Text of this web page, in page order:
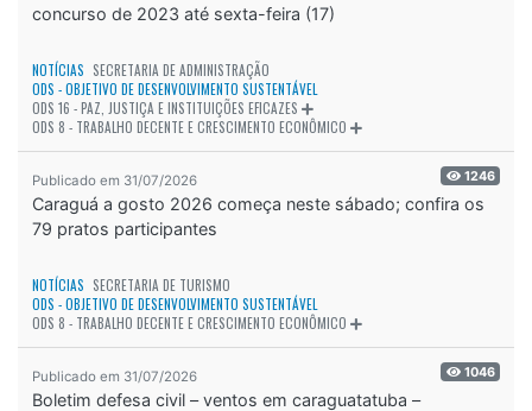
concurso de 2023 até sexta-feira (17)
NOTÍCIAS SECRETARIA DE ADMINISTRAÇÃO
ODS - OBJETIVO DE DESENVOLVIMENTO SUSTENTÁVEL
ODS 16 - PAZ, JUSTIÇA E INSTITUIÇÕES EFICAZES
ODS 8 - TRABALHO DECENTE E CRESCIMENTO ECONÔMICO
Publicado em 31/07/2026 1246
Caraguá a gosto 2026 começa neste sábado; confira os
79 pratos participantes
NOTÍCIAS SECRETARIA DE TURISMO
ODS - OBJETIVO DE DESENVOLVIMENTO SUSTENTÁVEL
ODS 8 - TRABALHO DECENTE E CRESCIMENTO ECONÔMICO
Publicado em 31/07/2026 1046
Boletim defesa civil – ventos em caraguatatuba –